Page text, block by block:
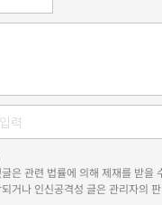
은 관련 법률에 의해 제재를 받을
거나 인신공격성 글은 관리자의